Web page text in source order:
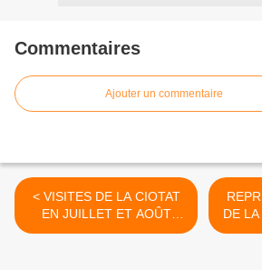
Commentaires
Ajouter un commentaire
< VISITES DE LA CIOTAT
EN JUILLET ET AOÛT
2015
DE LA